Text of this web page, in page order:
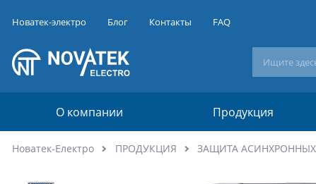
Новатек-электро Блог Контакты FAQ
О компании Продукция
Новатек-Електро ПРОДУКЦИЯ ЗАЩИТА